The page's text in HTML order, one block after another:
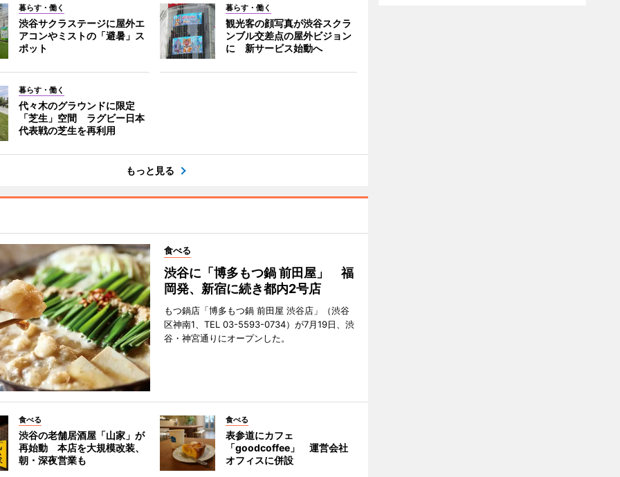
暮らす・働く
渋谷サクラステージに屋外エ
アコンやミストの「避暑」ス
ポット
暮らす・働く
観光客の顔写真が渋谷スクラ
ンブル交差点の屋外ビジョン
に 新サービス始動へ
暮らす・働く
代々木のグラウンドに限定
「芝生」空間 ラグビー日本
代表戦の芝生を再利用
もっと見る
食べる
渋谷に「博多もつ鍋 前田屋」 福
岡発、新宿に続き都内2号店
もつ鍋店「博多もつ鍋 前田屋 渋谷店」（渋谷
区神南1、TEL 03-5593-0734）が7月19日、渋
谷・神宮通りにオープンした。
食べる
渋谷の老舗居酒屋「山家」が
再始動 本店を大規模改装、
朝・深夜営業も
食べる
表参道にカフェ
「goodcoffee」 運営会社
オフィスに併設